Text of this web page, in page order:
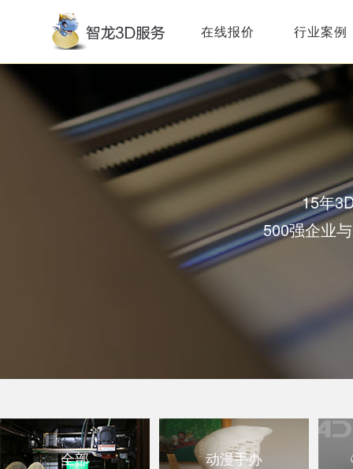
在线报价 行业案例
15年
500强企业
全部 动漫手办